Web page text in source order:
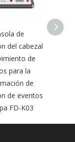
de
del cabezal
de
para la
de
de eventos
FD-K03